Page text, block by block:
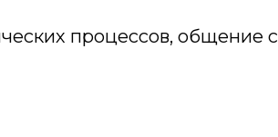
процессов, общение с